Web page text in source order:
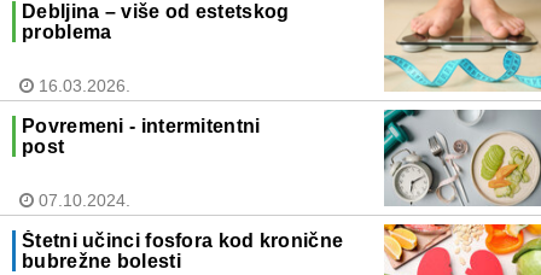
Debljina – više od estetskog
problema
16.03.2026.
Povremeni - intermitentni
post
07.10.2024.
Štetni učinci fosfora kod kronične
bubrežne bolesti